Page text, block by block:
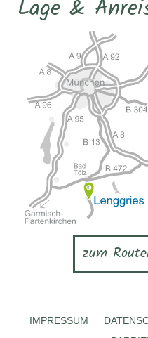
Lage &
zum
IMPRESSUM